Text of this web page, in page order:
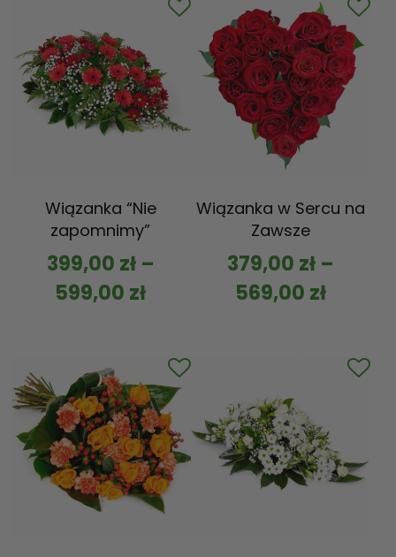
Wiązanka “Nie
zapomnimy”
399,00 zł–
599,00 zł
Wiązanka w Sercu na
Zawsze
379,00 zł–
569,00 zł